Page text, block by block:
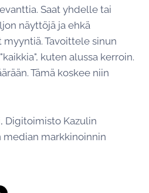
Saat yhdelle tai
näyttöjä ja ehkä
Tavoittele sinun
kuten alussa kerroin.
Tämä koskee niin
Digitoimisto Kazulin
median markkinoinnin